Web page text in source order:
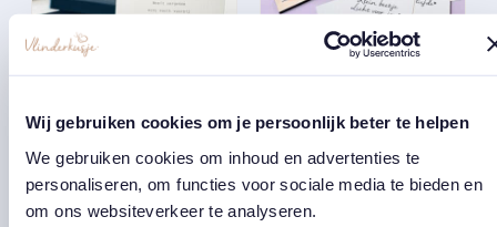
Wij gebruiken cookies om je persoonlijk beter te helpen
We gebruiken cookies om inhoud en advertenties te
personaliseren, om functies voor sociale media te bieden en
om ons websiteverkeer te analyseren.
Doosje vol gedichtjes ⋆
€19,95
east
Doosje vol licht ⋆ ‘Klein
€18,95